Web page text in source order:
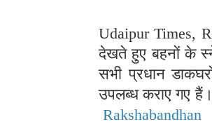
Udaipur Times,
देखते हुए बहनों के
सभी प्रधान
उपलब्ध कराए गए
Rakshabandhan